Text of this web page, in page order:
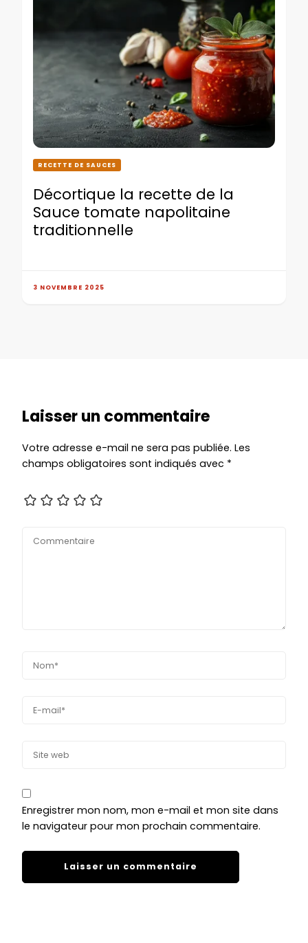
RECETTE DE SAUCES
Décortique la recette de la
Sauce tomate napolitaine
traditionnelle
3 NOVEMBRE 2025
Laisser un commentaire
Votre adresse e-mail ne sera pas publiée. Les
champs obligatoires sont indiqués avec *
Enregistrer mon nom, mon e-mail et mon site dans
le navigateur pour mon prochain commentaire.